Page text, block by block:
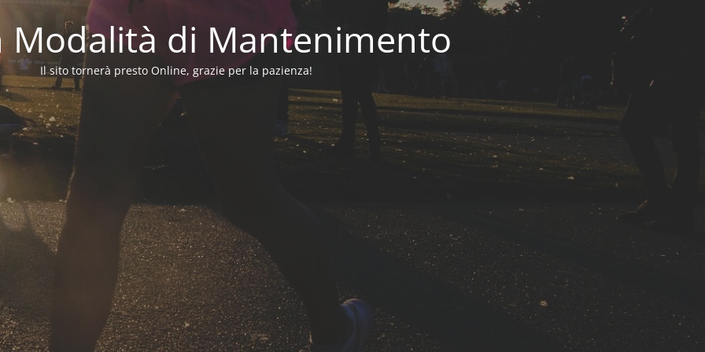
Modalità di Mantenimento
Il sito tornerà presto Online, grazie per la pazienza!